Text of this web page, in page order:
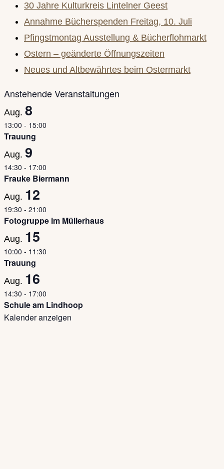
the
30 Jahre Kulturkreis Lintelner Geest
Annahme Bücherspenden Freitag, 10. Juli
Pfingstmontag Ausstellung & Bücherflohmarkt
Ostern – geänderte Öffnungszeiten
Neues und Altbewährtes beim Ostermarkt
Anstehende Veranstaltungen
Aug. 8
13:00 - 15:00
Trauung
Aug. 9
14:30 - 17:00
Frauke Biermann
Aug. 12
19:30 - 21:00
Fotogruppe im Müllerhaus
Aug. 15
10:00 - 11:30
Trauung
Aug. 16
14:30 - 17:00
Schule am Lindhoop
Kalender anzeigen